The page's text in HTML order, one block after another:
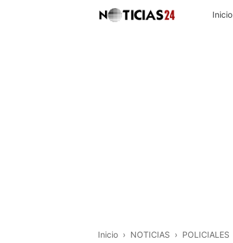
Inicio
Inicio › NOTICIAS › POLICIALES